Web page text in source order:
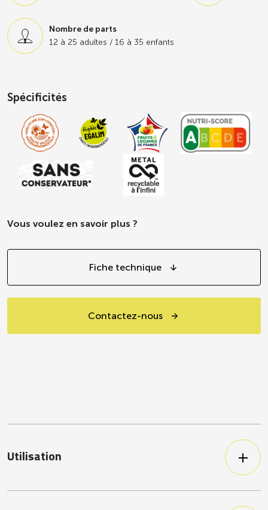
Nombre de parts
12 à 25 adultes / 16 à 35 enfants
Spécificités
Vous voulez en savoir plus ?
Fiche technique
Contactez-nous
Utilisation
autres recettes, chauds ou froids.